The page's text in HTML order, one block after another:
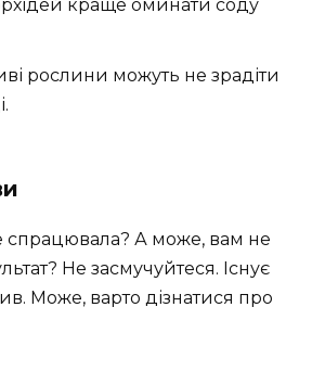
краще оминати соду
рослини можуть не зрадіти
спрацювала? А може, вам не
Не засмучуйтеся. Існує
Може, варто дізнатися про